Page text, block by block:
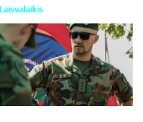
Laisvalaikis